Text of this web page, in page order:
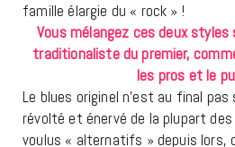
famille élargie du « rock » !
Vous mélangez ces deux
traditionaliste du premier,
les pros et le
Le blues originel n’est au final pas
révolté et énervé de la plupart
voulus « alternatifs » depuis lors,